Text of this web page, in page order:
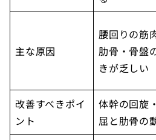
主な原因
腰回りの筋
肋骨・骨盤
きが乏しい
改善すべきポイ
ント
体幹の回旋
屈と肋骨の